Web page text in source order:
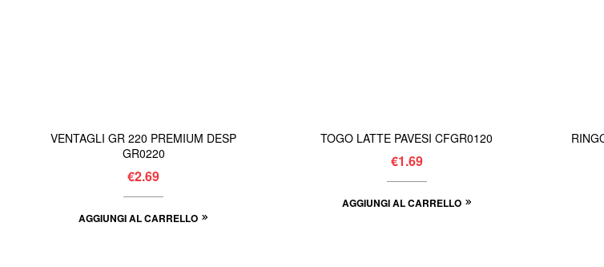
VENTAGLI GR 220 PREMIUM DESP
GR0220
€2.69
AGGIUNGI AL CARRELLO
TOGO LATTE PAVESI CFGR0120
€1.69
AGGIUNGI AL CARRELLO